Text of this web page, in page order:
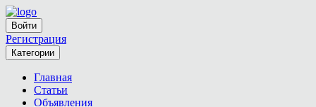
Войти
Регистрация
Категории
Главная
Статьи
Объявления